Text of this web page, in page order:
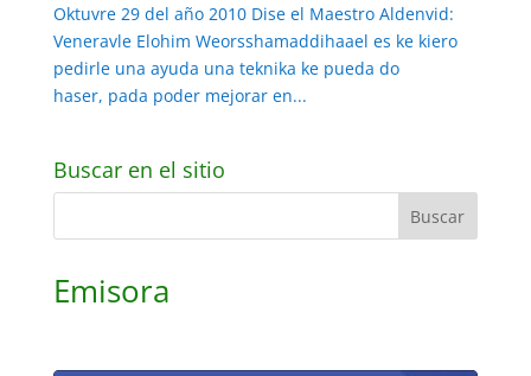
Oktuvre 29 del año 2010 Dise el Maestro Aldenvid:
Veneravle Elohim Weorsshamaddihaael es ke kiero
pedirle una ayuda una teknika ke pueda do
haser, pada poder mejorar en...
Buscar en el sitio
Emisora